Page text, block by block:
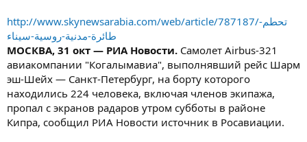
http://www.skynewsarabia.com/web/article/787187/تحطم-
طائرة-مدنية-روسية-سيناء
МОСКВА, 31 окт — РИА Новости. Самолет Airbus-321
авиакомпании "Когалымавиа", выполнявший рейс Шарм
эш-Шейх — Санкт-Петербург, на борту которого
находились 224 человека, включая членов экипажа,
пропал с экранов радаров утром субботы в районе
Кипра, сообщил РИА Новости источник в Росавиации.